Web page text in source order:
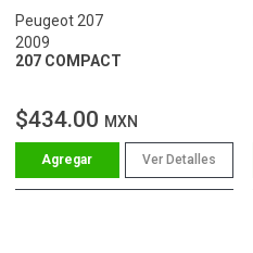
Peugeot 207
2009
207 COMPACT
$434.00 MXN
Ver Detalles